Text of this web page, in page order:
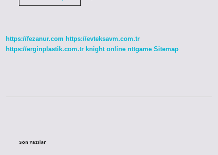
https://fezanur.com https://evteksavm.com.tr
https://erginplastik.com.tr knight online nttgame Sitemap
Son Yazılar